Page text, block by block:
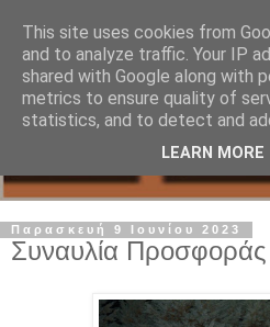
Παρασκευή 9 Ιουνίου 2023
Συναυλία Προσφοράς
This site uses cookies from
and to analyze traffic. Your IP
shared with Google along with
metrics to ensure quality of
statistics, and to detect and
LEARN MORE